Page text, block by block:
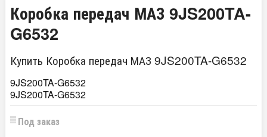
Коробка передач МАЗ 9JS200TA-
G6532
Купить Коробка передач МАЗ 9JS200TA-G6532
9JS200TA-G6532
9JS200TA-G6532
Под заказ